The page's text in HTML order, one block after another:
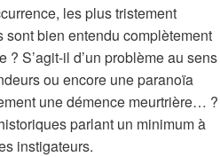
les plus tristement
bien entendu complètement
S’agit-il d’un problème au sens
ou encore une paranoïa
une démence meurtrière… ?
parlant un minimum à
instigateurs.